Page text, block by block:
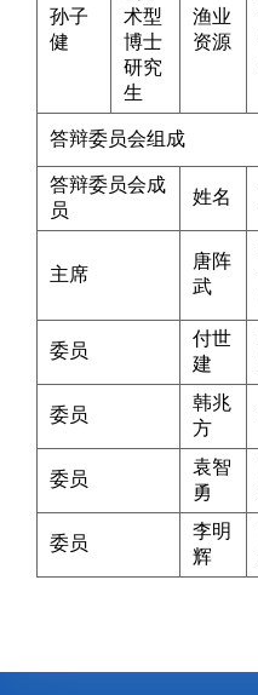
孙子
健
术型
博士
研究
生
渔业
资源
答辩委员会组成
答辩委员会成
员
姓名
主席
唐阵
武
委员
付世
建
委员
韩兆
方
委员
袁智
勇
委员
李明
辉